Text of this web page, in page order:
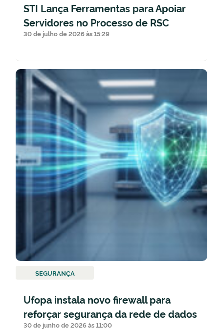
STI Lança Ferramentas para Apoiar
Servidores no Processo de RSC
30 de julho de 2026 às 15:29
SEGURANÇA
Ufopa instala novo firewall para
reforçar segurança da rede de dados
30 de junho de 2026 às 11:00